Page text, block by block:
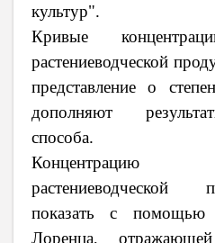
культур".
Кривые
растениеводческой
представление о
дополняют
способа.
Концентрацию
показать с помощью
Лоренца,